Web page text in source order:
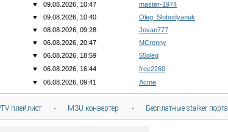
▼ 09.08.2026, 10:47 master-1974
▼ 09.08.2026, 10:40 Oleg_Slobodyanuk
▼ 08.08.2026, 09:28 Jovan777
▼ 06.08.2026, 20:47 MCrenny
▼ 06.08.2026, 18:59 55oleg
▼ 06.08.2026, 16:44 free2260
▼ 06.08.2026, 09:41 Acme
плейлист · M3U конвертер · Бесплатные stalker